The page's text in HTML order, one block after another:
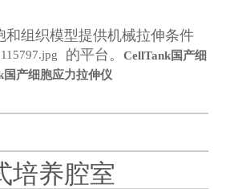
和组织模型提供机械拉伸条件
的平台。CellTank国产细
国产细胞应力拉伸仪
培养腔室